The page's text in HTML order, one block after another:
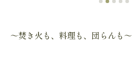
～焚き火も、料理も、団らんも～